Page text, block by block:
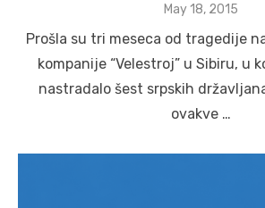
Posted
May 18, 2015
Prošla su tri meseca od tragedije
kompanije “Velestroj” u Sibiru, u
nastradalo šest srpskih
ovakve …